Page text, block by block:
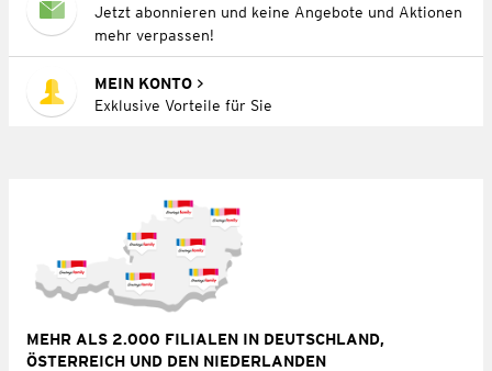
Jetzt abonnieren und keine Angebote und Aktionen
mehr verpassen!
MEIN KONTO
Exklusive Vorteile für Sie
MEHR ALS 2.000 FILIALEN IN DEUTSCHLAND,
ÖSTERREICH UND DEN NIEDERLANDEN